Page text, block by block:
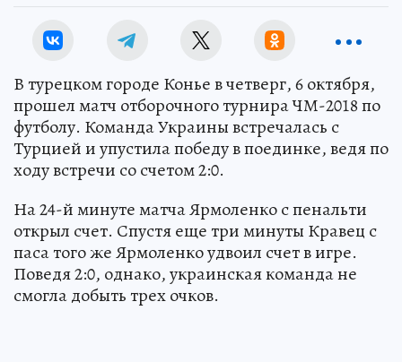
В турецком городе Конье в четверг, 6 октября,
прошел матч отборочного турнира ЧМ-2018 по
футболу. Команда Украины встречалась с
Турцией и упустила победу в поединке, ведя по
ходу встречи со счетом 2:0.
На 24-й минуте матча Ярмоленко с пенальти
открыл счет. Спустя еще три минуты Кравец с
паса того же Ярмоленко удвоил счет в игре.
Поведя 2:0, однако, украинская команда не
смогла добыть трех очков.